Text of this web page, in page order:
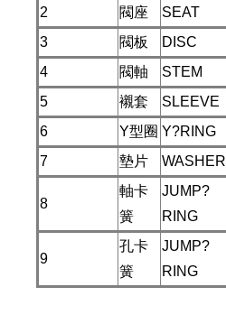
2
閥座 SEAT
3
閥板 DISC
4
閥軸 STEM
5
襯套 SLEEVE
6
Y型圈 Y?RING
7
墊片 WASHER
8
軸卡
簧
JUMP?
RING
9
孔卡
簧
JUMP?
RING